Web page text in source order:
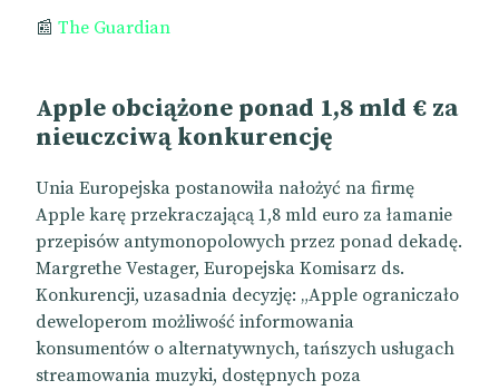
📰 The Guardian
Apple obciążone ponad 1,8 mld € za
nieuczciwą konkurencję
Unia Europejska postanowiła nałożyć na firmę
Apple karę przekraczającą 1,8 mld euro za łamanie
przepisów antymonopolowych przez ponad dekadę.
Margrethe Vestager, Europejska Komisarz ds.
Konkurencji, uzasadnia decyzję: „Apple ograniczało
deweloperom możliwość informowania
konsumentów o alternatywnych, tańszych usługach
streamowania muzyki, dostępnych poza